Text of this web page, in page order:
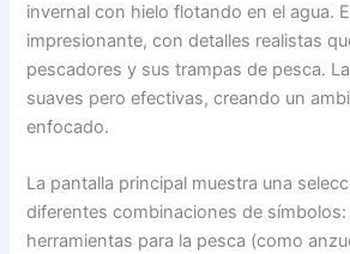
invernal con hielo flotando en el agua.
impresionante, con detalles realistas
pescadores y sus trampas de pesca.
suaves pero efectivas, creando un
enfocado.
La pantalla principal muestra una
diferentes combinaciones de símbolos:
herramientas para la pesca (como